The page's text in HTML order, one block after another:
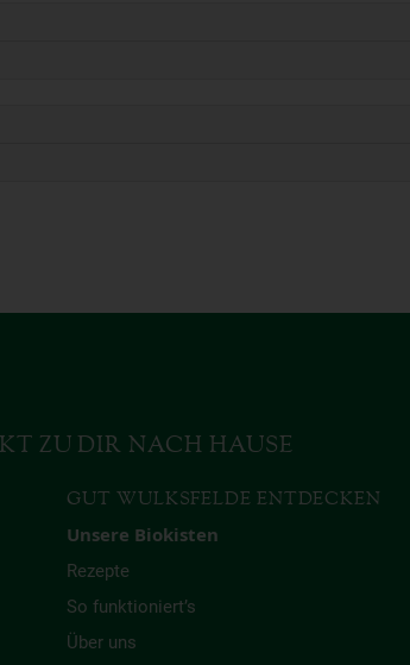
ZU DIR NACH HAUSE
GUT WULKSFELDE ENTDECKEN
Unsere Biokisten
Rezepte
So funktioniert’s
Über uns